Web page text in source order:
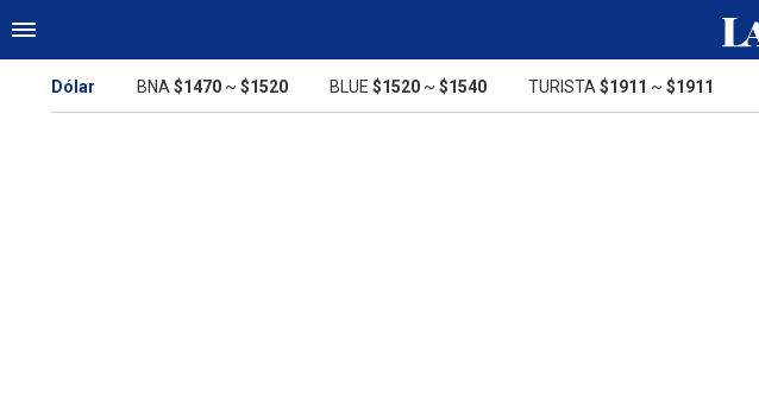
Dólar BNA $1470 ~ $1520 BLUE $1520 ~ $1540 TURISTA $1911 ~ $1911